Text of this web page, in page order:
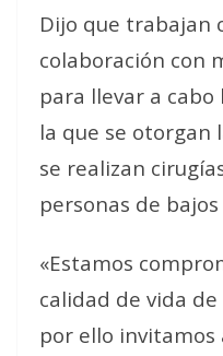
Dijo que trabajan
colaboración con
para llevar a
la que se otorgan
se realizan
personas de
«Estamos
calidad de vida
por ello invitamos